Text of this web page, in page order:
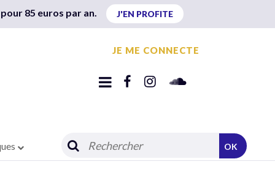
85 euros par an. J'EN PROFITE
JE ME CONNECTE
OK